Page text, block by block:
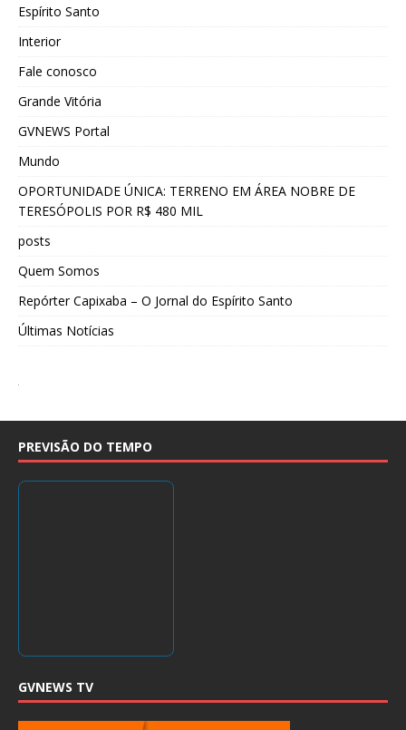
Espírito Santo
Interior
Fale conosco
Grande Vitória
GVNEWS Portal
Mundo
OPORTUNIDADE ÚNICA: TERRENO EM ÁREA NOBRE DE
TERESÓPOLIS POR R$ 480 MIL
posts
Quem Somos
Repórter Capixaba – O Jornal do Espírito Santo
Últimas Notícias
PREVISÃO DO TEMPO
GVNEWS TV